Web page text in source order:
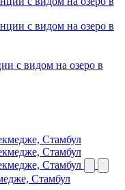
с видом на озеро в
Стамбул